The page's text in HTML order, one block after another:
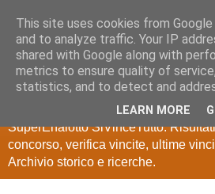
Estrazioni Lotto
SuperEnalotto
Ultime estrazioni di Lotto,
SuperEnalotto SiVinceTutto.
concorso, verifica vincite, ultime
Archivio storico e ricerche.
This site uses cookies from
and to analyze traffic. Your IP
shared with Google along with
metrics to ensure quality of
statistics, and to detect and
LEARN MORE